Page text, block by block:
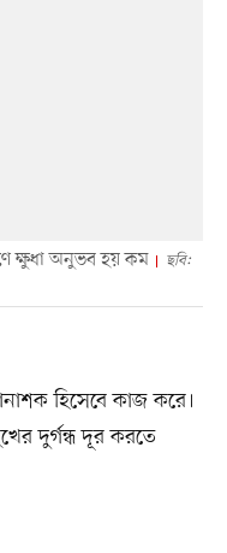
ক্ষুধা অনুভব হয় কম
ছবি:
হিসেবে কাজ করে।
দুর্গন্ধ দূর করতে